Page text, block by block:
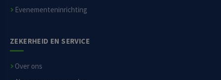
Evenementeninrichting
ZEKERHEID EN SERVICE
Over ons